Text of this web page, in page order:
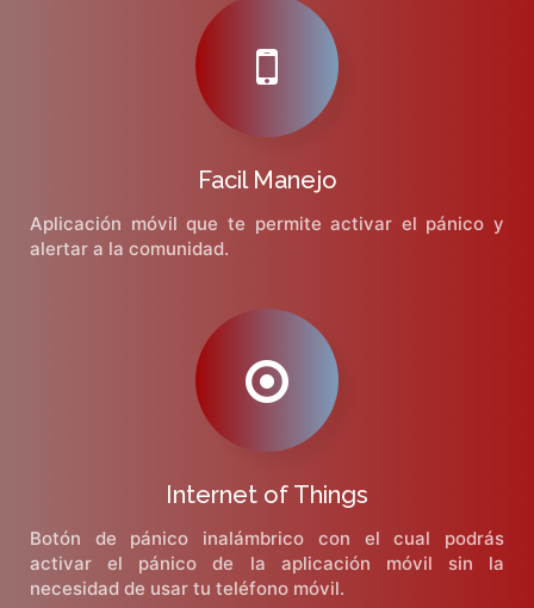
Facil Manejo
Aplicación móvil que te permite activar el pánico y
alertar a la comunidad.
Internet of Things
Botón de pánico inalámbrico con el cual podrás
activar el pánico de la aplicación móvil sin la
necesidad de usar tu teléfono móvil.